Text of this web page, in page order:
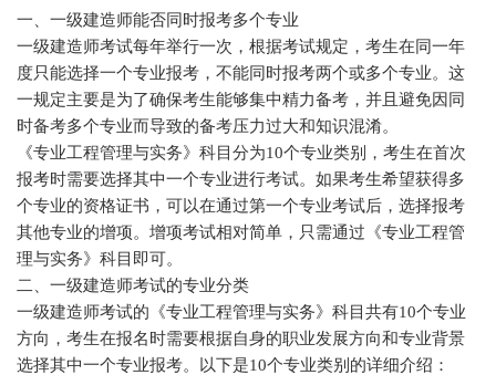
一、一级建造师能否同时报考多个专业
一级建造师考试每年举行一次，根据考试规定，考生在同一年
度只能选择一个专业报考，不能同时报考两个或多个专业。这
一规定主要是为了确保考生能够集中精力备考，并且避免因同
时备考多个专业而导致的备考压力过大和知识混淆。
《专业工程管理与实务》科目分为10个专业类别，考生在首次
报考时需要选择其中一个专业进行考试。如果考生希望获得多
个专业的资格证书，可以在通过第一个专业考试后，选择报考
其他专业的增项。增项考试相对简单，只需通过《专业工程管
理与实务》科目即可。
二、一级建造师考试的专业分类
一级建造师考试的《专业工程管理与实务》科目共有10个专业
方向，考生在报名时需要根据自身的职业发展方向和专业背景
选择其中一个专业报考。以下是10个专业类别的详细介绍：